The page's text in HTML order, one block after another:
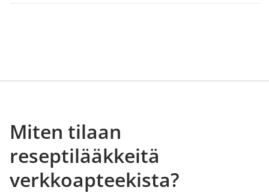
Miten tilaan
reseptilääkkeitä
verkkoapteekista?